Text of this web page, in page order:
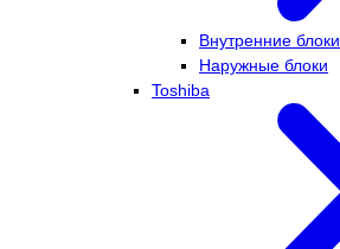
Внутренние блоки
Наружные блоки
Toshiba